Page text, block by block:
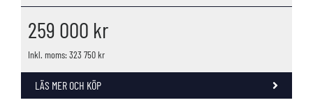
259 000 kr
Inkl. moms: 323 750 kr
LÄS MER OCH KÖP